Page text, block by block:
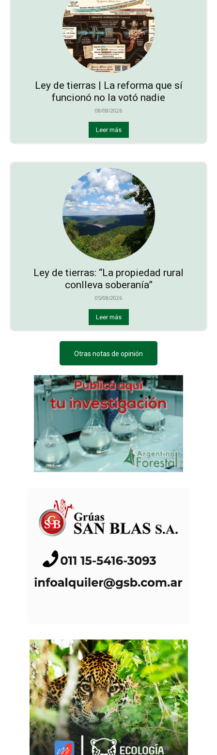
Ley de tierras | La reforma que sí
funcionó no la votó nadie
08/08/2026
Leer más
Ley de tierras: “La propiedad rural
conlleva soberanía”
05/08/2026
Leer más
Otras notas de opinión